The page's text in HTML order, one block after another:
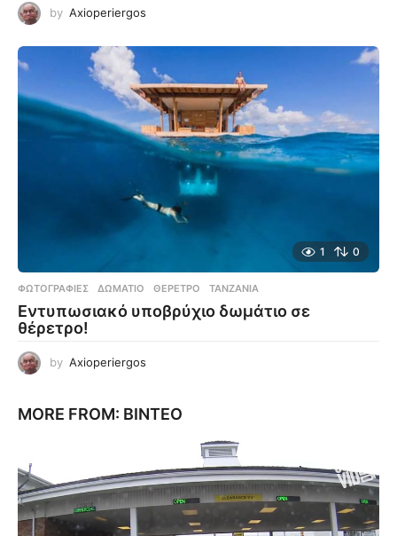
by Axioperiergos
1 0
ΦΩΤΟΓΡΑΦΊΕΣ ΔΩΜΆΤΙΟ ,ΘΈΡΕΤΡΟ ,ΤΑΝΖΑΝΊΑ
Εντυπωσιακό υποβρύχιο δωμάτιο σε
θέρετρο!
by Axioperiergos
MORE FROM: ΒΊΝΤΕΟ